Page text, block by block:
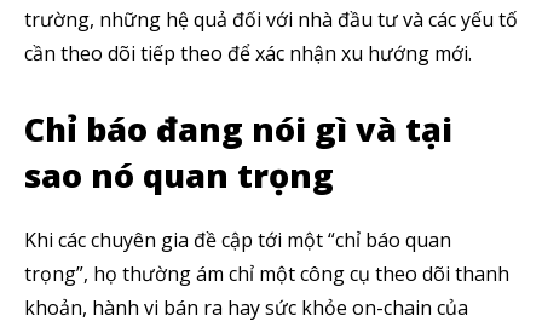
trường, những hệ quả đối với nhà đầu tư và các yếu tố
cần theo dõi tiếp theo để xác nhận xu hướng mới.
Chỉ báo đang nói gì và tại
sao nó quan trọng
Khi các chuyên gia đề cập tới một “chỉ báo quan
trọng”, họ thường ám chỉ một công cụ theo dõi thanh
khoản, hành vi bán ra hay sức khỏe on-chain của